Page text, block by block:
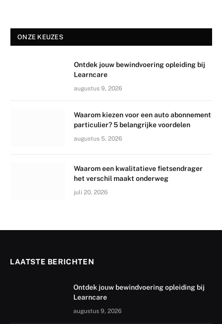
ONZE KEUZES
Ontdek jouw bewindvoering opleiding bij
Learncare
augustus 9, 2026
Waarom kiezen voor een auto abonnement
particulier? 5 belangrijke voordelen
augustus 5, 2026
Waarom een kwalitatieve fietsendrager
het verschil maakt onderweg
juli 20, 2026
LAATSTE BERICHTEN
Ontdek jouw bewindvoering opleiding bij
Learncare
augustus 9, 2026